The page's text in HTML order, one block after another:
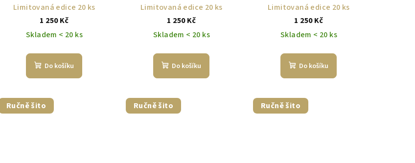
Limitovaná edice 20 ks
1 250 Kč
Skladem < 20 ks
Do košíku
Limitovaná edice 20 ks
1 250 Kč
Skladem < 20 ks
Do košíku
Limitovaná edice 20 ks
1 250 Kč
Skladem < 20 ks
Do košíku
Ručně šito Ručně šito Ručně šito